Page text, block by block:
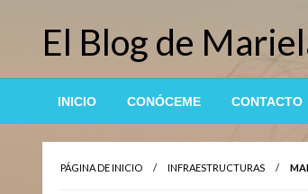
contenidoEl Blog de
INICIO CONÓCEME CONTACTO
PÁGINA DE INICIO INFRAESTRUCTURAS